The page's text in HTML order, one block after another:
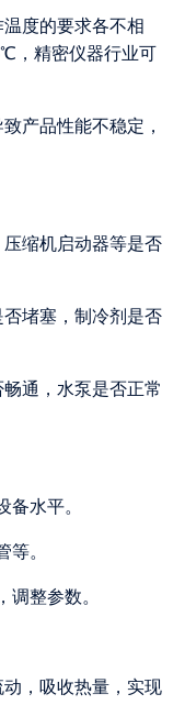
度的要求各不相
，精密仪器行业可
产品性能不稳定，
缩机启动器等是否
堵塞，制冷剂是否
通，水泵是否正常
备水平。
等。
调整参数。
，吸收热量，实现